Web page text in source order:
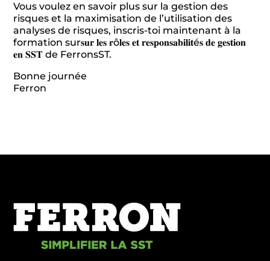
Vous voulez en savoir plus sur la gestion des
risques et la maximisation de l’utilisation des
analyses de risques, inscris-toi maintenant à la
formation sur𝐬𝐮𝐫 𝐥𝐞𝐬 𝐫ô𝐥𝐞𝐬 𝐞𝐭 𝐫𝐞𝐬𝐩𝐨𝐧𝐬𝐚𝐛𝐢𝐥𝐢𝐭é𝐬 𝐝𝐞 𝐠𝐞𝐬𝐭𝐢𝐨𝐧
𝐞𝐧 𝐒𝐒𝐓 de FerronsST.
Bonne journée
Ferron